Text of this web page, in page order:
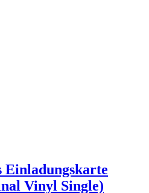
Einladungskarte
Vinyl Single)